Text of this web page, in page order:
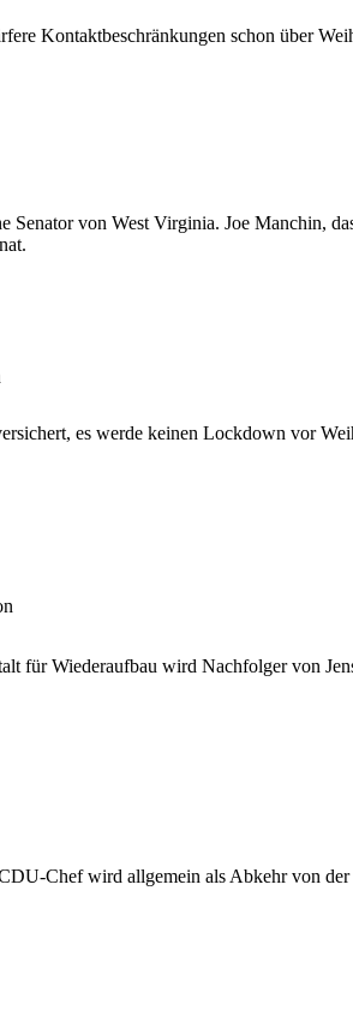
Kontaktbeschränkungen schon über
Senator von West Virginia. Joe Manchin,
es werde keinen Lockdown vor
für Wiederaufbau wird Nachfolger von
Chef wird allgemein als Abkehr von